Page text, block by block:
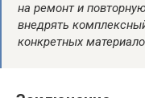
на ремонт и
внедрять
конкретных